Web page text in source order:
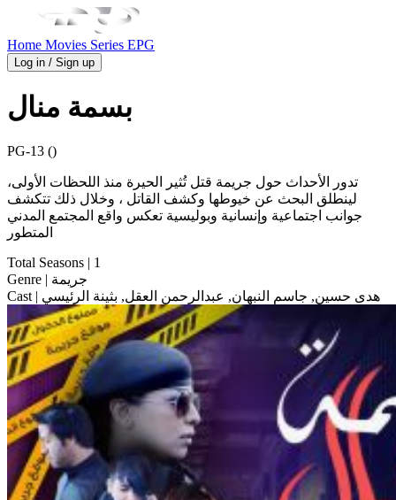
Home Movies Series EPG
Log in / Sign up
بسمة منال
PG-13 ()
تدور الأحداث حول جريمة قتل تُثير الحيرة منذ اللحظات الأولى،
لينطلق البحث عن خيوطها وكشف القاتل ، وخلال ذلك تتكشف
جوانب اجتماعية وإنسانية وبوليسية تعكس واقع المجتمع المدني
المتطور
Total Seasons | 1
Genre
| جريمة
Cast
| هدى حسين, جاسم النبهان, عبدالرحمن العقل, بثينة الرئيسي